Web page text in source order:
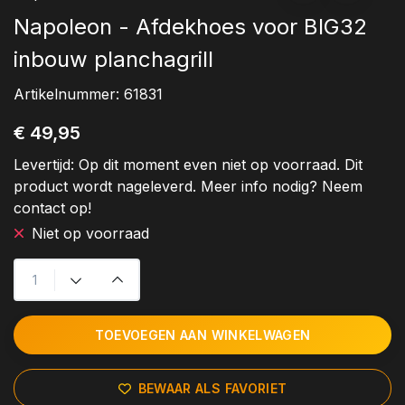
Napoleon - Afdekhoes voor BIG32
inbouw planchagrill
Artikelnummer: 61831
€ 49,95
Levertijd: Op dit moment even niet op voorraad. Dit
product wordt nageleverd. Meer info nodig? Neem
contact op!
Niet op voorraad
TOEVOEGEN AAN WINKELWAGEN
BEWAAR ALS FAVORIET